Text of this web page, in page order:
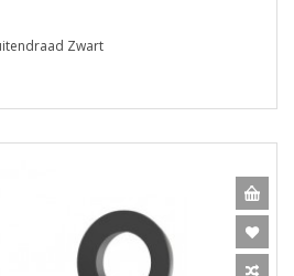
Zwart